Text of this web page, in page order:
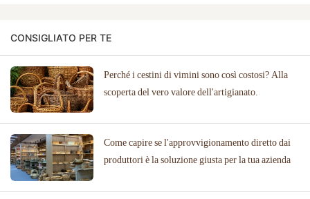
CONSIGLIATO PER TE
Perché i cestini di vimini sono così costosi? Alla
scoperta del vero valore dell'artigianato.
Come capire se l'approvvigionamento diretto dai
produttori è la soluzione giusta per la tua azienda